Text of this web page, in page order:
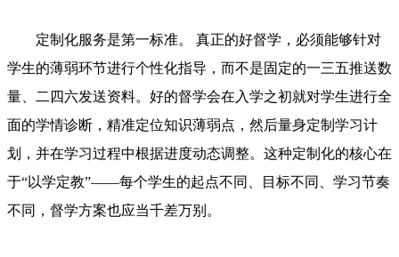
定制化服务是第一标准。 真正的好督学，必须能够针对
学生的薄弱环节进行个性化指导，而不是固定的一三五推送数
量、二四六发送资料。好的督学会在入学之初就对学生进行全
面的学情诊断，精准定位知识薄弱点，然后量身定制学习计
划，并在学习过程中根据进度动态调整。这种定制化的核心在
于“以学定教”——每个学生的起点不同、目标不同、学习节奏
不同，督学方案也应当千差万别。